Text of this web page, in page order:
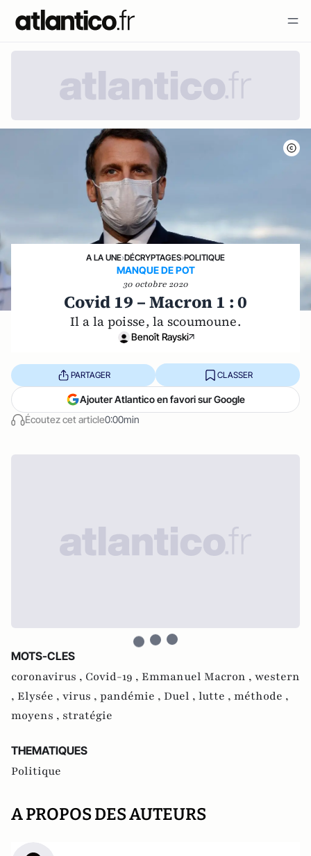
A LA UNE›DÉCRYPTAGES›POLITIQUE
MANQUE DE POT
30 octobre 2020
Covid 19 – Macron 1 : 0
Il a la poisse, la scoumoune.
Benoît Rayski
Écoutez cet article0:00min
PARTAGER CLASSER
Ajouter Atlantico en favori sur Google
MOTS-CLES
coronavirus , Covid-19 , Emmanuel Macron , western
, Elysée , virus , pandémie , Duel , lutte , méthode ,
moyens , stratégie
THEMATIQUES
Politique
A PROPOS DES AUTEURS